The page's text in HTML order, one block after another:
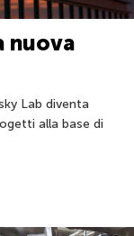
nuova
Lab diventa
alla base di